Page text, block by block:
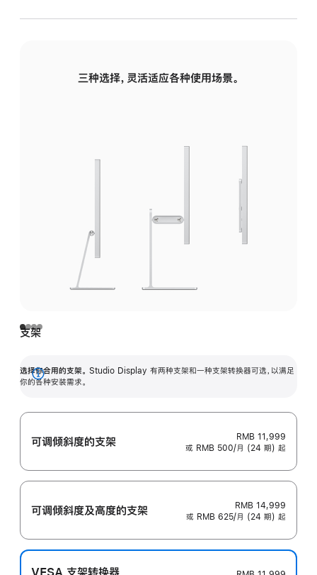
三种选择，灵活适应各种使用场景。
支架
选择你合用的支架。 Studio Display 有两种支架和一种支架转换器可选，以满足
你的各种安装需求。
展
可调倾斜度的支架
RMB 11,999
或 RMB 500/月 (24 期) 起
可调倾斜度及高‍度的支‍架
RMB 14,999
或 RMB 625/月 (24 期) 起
VESA 支架转换器